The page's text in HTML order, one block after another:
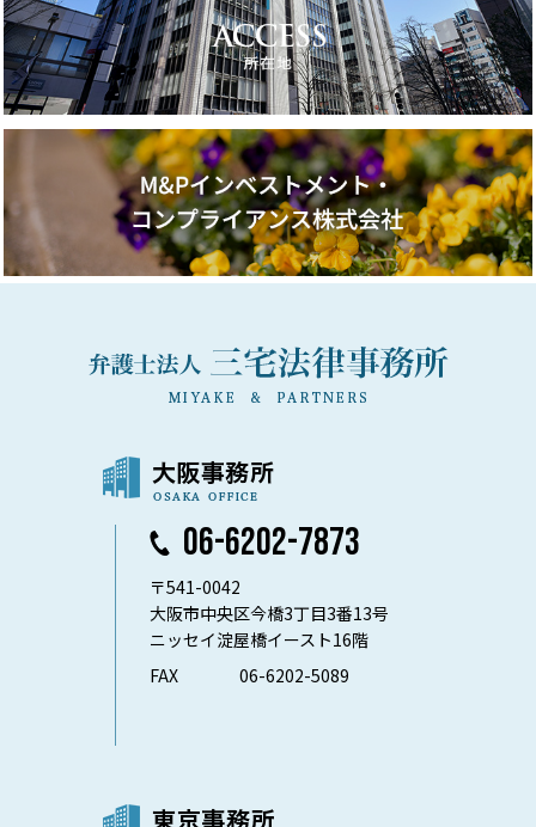
06-6202-7873
〒541-0042
大阪市中央区今橋3丁目3番13号
ニッセイ淀屋橋イースト16階
FAX
06-6202-5089